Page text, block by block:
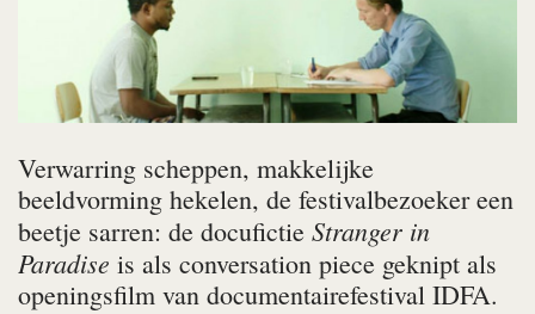
Verwarring scheppen, makkelijke
beeldvorming hekelen, de festivalbezoeker een
beetje sarren: de docufictie Stranger in
Paradise is als conversation piece geknipt als
openingsfilm van documentairefestival IDFA.